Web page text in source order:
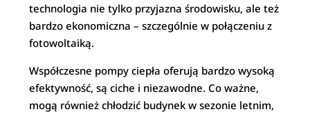
technologia nie tylko przyjazna środowisku, ale też
bardzo ekonomiczna – szczególnie w połączeniu z
fotowoltaiką.
Współczesne pompy ciepła oferują bardzo wysoką
efektywność, są ciche i niezawodne. Co ważne,
mogą również chłodzić budynek w sezonie letnim,